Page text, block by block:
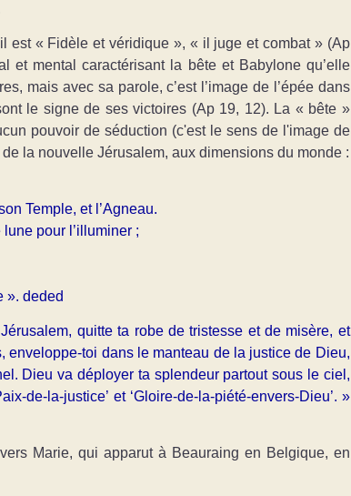
est « Fidèle et véridique », « il juge et combat » (Ap
et mental caractérisant la bête et Babylone qu’elle
mais avec sa parole, c’est l’image de l’épée dans
le signe de ses victoires (Ap 19, 12). La « bête »
pouvoir de séduction (c'est le sens de l'image de
de la nouvelle Jérusalem, aux dimensions du monde :
Temple, et l’Agneau.
pour l’illuminer ;
». deded
Jérusalem, quitte ta robe de tristesse et de misère, et
toi dans le manteau de la justice de Dieu,
Dieu va déployer ta splendeur partout sous le ciel,
de-la-justice’ et ‘Gloire-de-la-piété-envers-Dieu’. »
Marie, qui apparut à Beauraing en Belgique, en